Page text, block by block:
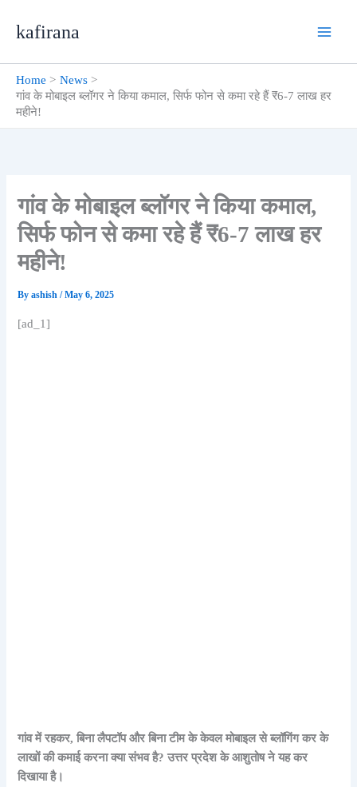
kafirana
Home
News
गांव के मोबाइल ब्लॉगर ने किया कमाल, सिर्फ फोन से कमा रहे हैं ₹6-7 लाख हर
महीने!
गांव के मोबाइल ब्लॉगर ने किया कमाल,
सिर्फ फोन से कमा रहे हैं ₹6-7 लाख हर
महीने!
Byashish/May 6, 2025
[ad_1]
गांव में रहकर, बिना लैपटॉप और बिना टीम के केवल मोबाइल से ब्लॉगिंग कर के
लाखों की कमाई करना क्या संभव है? उत्तर प्रदेश के आशुतोष ने यह कर
दिखाया है।